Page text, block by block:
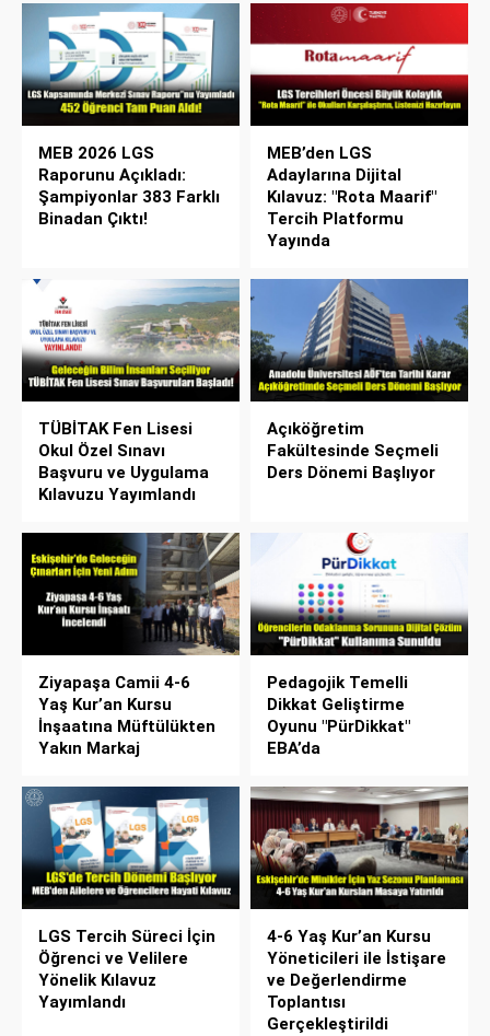
MEB 2026 LGS
Raporunu Açıkladı:
Şampiyonlar 383 Farklı
Binadan Çıktı!
MEB’den LGS
Adaylarına Dijital
Kılavuz: "Rota Maarif"
Tercih Platformu
Yayında
TÜBİTAK Fen Lisesi
Okul Özel Sınavı
Başvuru ve Uygulama
Kılavuzu Yayımlandı
Açıköğretim
Fakültesinde Seçmeli
Ders Dönemi Başlıyor
Ziyapaşa Camii 4-6
Yaş Kur’an Kursu
İnşaatına Müftülükten
Yakın Markaj
Pedagojik Temelli
Dikkat Geliştirme
Oyunu "PürDikkat"
EBA’da
LGS Tercih Süreci İçin
Öğrenci ve Velilere
Yönelik Kılavuz
Yayımlandı
4-6 Yaş Kur’an Kursu
Yöneticileri ile İstişare
ve Değerlendirme
Toplantısı
Gerçekleştirildi